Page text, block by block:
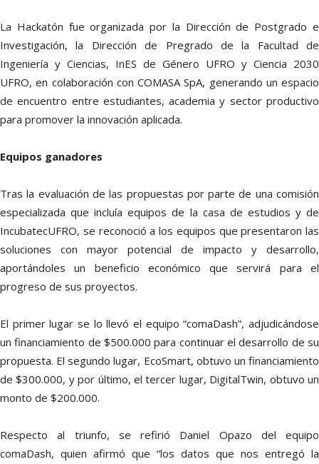
La Hackatón fue organizada por la Dirección de Postgrado e
Investigación, la Dirección de Pregrado de la Facultad de
Ingeniería y Ciencias, InES de Género UFRO y Ciencia 2030
UFRO, en colaboración con COMASA SpA, generando un espacio
de encuentro entre estudiantes, academia y sector productivo
para promover la innovación aplicada.
Equipos ganadores
Tras la evaluación de las propuestas por parte de una comisión
especializada que incluía equipos de la casa de estudios y de
IncubatecUFRO, se reconoció a los equipos que presentaron las
soluciones con mayor potencial de impacto y desarrollo,
aportándoles un beneficio económico que servirá para el
progreso de sus proyectos.
El primer lugar se lo llevó el equipo “comaDash”, adjudicándose
un financiamiento de $500.000 para continuar el desarrollo de su
propuesta. El segundo lugar, EcoSmart, obtuvo un financiamiento
de $300.000, y por último, el tercer lugar, DigitalTwin, obtuvo un
monto de $200.000.
Respecto al triunfo, se refirió Daniel Opazo del equipo
comaDash, quien afirmó que “los datos que nos entregó la